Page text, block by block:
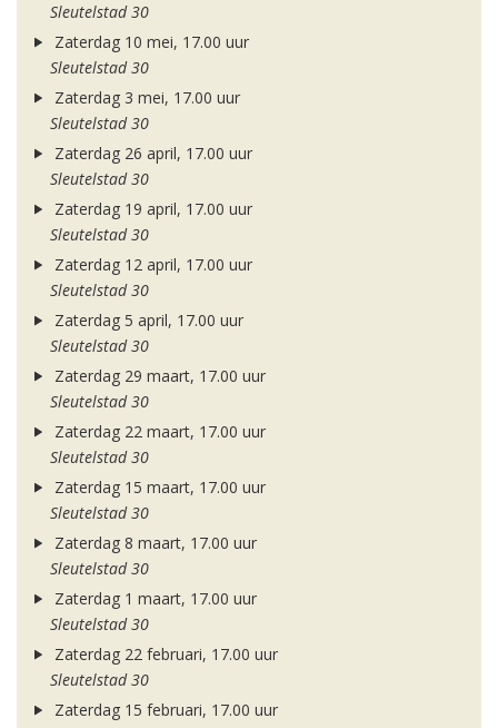
Sleutelstad 30
Zaterdag 10 mei, 17.00 uur
Sleutelstad 30
Zaterdag 3 mei, 17.00 uur
Sleutelstad 30
Zaterdag 26 april, 17.00 uur
Sleutelstad 30
Zaterdag 19 april, 17.00 uur
Sleutelstad 30
Zaterdag 12 april, 17.00 uur
Sleutelstad 30
Zaterdag 5 april, 17.00 uur
Sleutelstad 30
Zaterdag 29 maart, 17.00 uur
Sleutelstad 30
Zaterdag 22 maart, 17.00 uur
Sleutelstad 30
Zaterdag 15 maart, 17.00 uur
Sleutelstad 30
Zaterdag 8 maart, 17.00 uur
Sleutelstad 30
Zaterdag 1 maart, 17.00 uur
Sleutelstad 30
Zaterdag 22 februari, 17.00 uur
Sleutelstad 30
Zaterdag 15 februari, 17.00 uur